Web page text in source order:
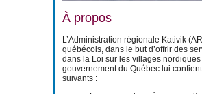
À propos
L’Administration régionale Kativik
québécois, dans le but d’offrir des
dans la Loi sur les villages
gouvernement du Québec lui
suivants :